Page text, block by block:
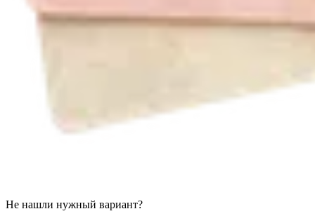
Не нашли нужный вариант?